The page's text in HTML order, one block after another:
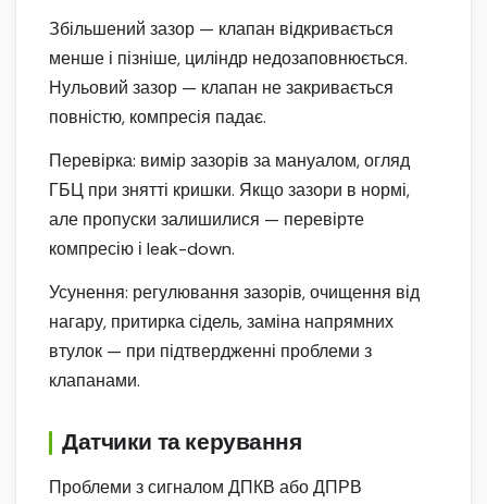
Збільшений зазор — клапан відкривається
менше і пізніше, циліндр недозаповнюється.
Нульовий зазор — клапан не закривається
повністю, компресія падає.
Перевірка: вимір зазорів за мануалом, огляд
ГБЦ при знятті кришки. Якщо зазори в нормі,
але пропуски залишилися — перевірте
компресію і leak-down.
Усунення: регулювання зазорів, очищення від
нагару, притирка сідель, заміна напрямних
втулок — при підтвердженні проблеми з
клапанами.
Датчики та керування
Проблеми з сигналом ДПКВ або ДПРВ